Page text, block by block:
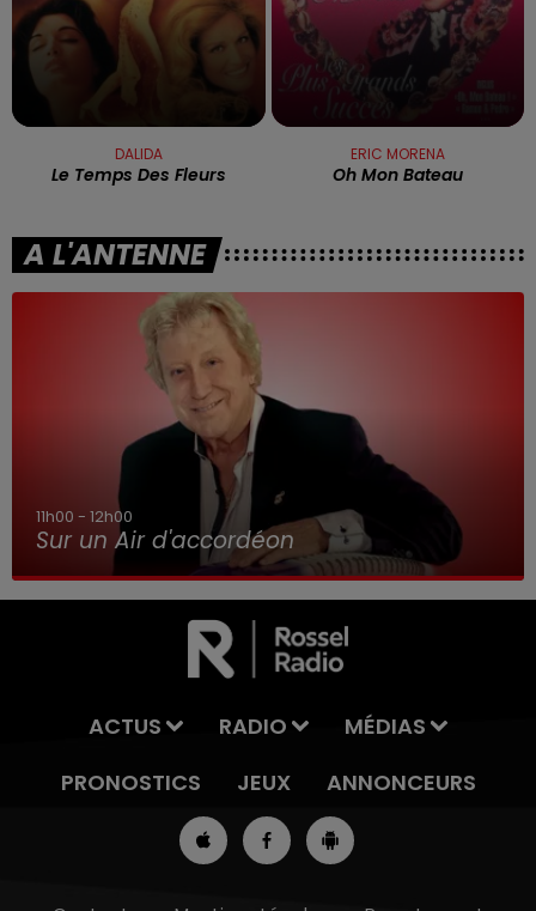
DALIDA
Le Temps Des Fleurs
ERIC MORENA
Oh Mon Bateau
A L'ANTENNE
8h00 - 10h00
RDL WEEK-END
ACTUS RADIO
MÉDIAS
PRONOSTICS
JEUX ANNONCEURS